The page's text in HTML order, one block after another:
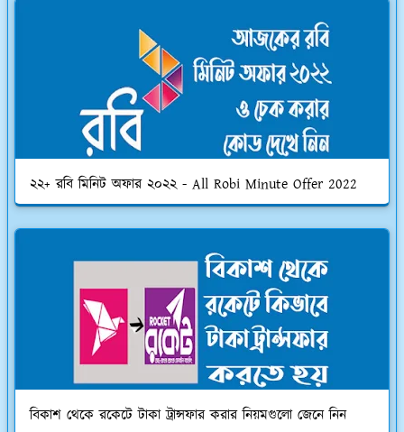
২২+ রবি মিনিট অফার ২০২২ - All Robi Minute Offer 2022
বিকাশ থেকে রকেটে টাকা ট্রান্সফার করার নিয়মগুলো জেনে নিন